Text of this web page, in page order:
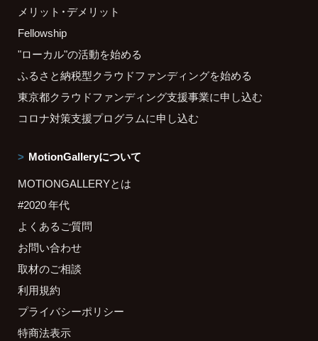
メリット・デメリット
Fellowship
"ローカル"の活動を始める
ふるさと納税型クラウドファンディングを始める
東京都クラウドファンディング支援事業に申し込む
コロナ対策支援プログラムに申し込む
MotionGalleryについて
MOTIONGALLERYとは
#2020 年代
よくあるご質問
お問い合わせ
取材のご相談
利用規約
プライバシーポリシー
特商法表示